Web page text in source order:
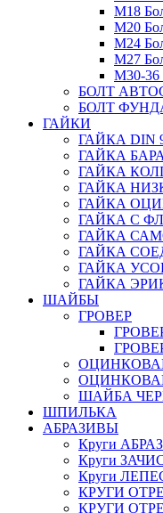
М18
М20
М24
М27
М30-36
БОЛТ
БОЛТ
ГАЙКИ
ГАЙКА DIN
ГАЙКА
ГАЙКА
ГАЙКА
ГАЙКА
ГАЙКА С
ГАЙКА
ГАЙКА
ГАЙКА
ГАЙКА
ШАЙБЫ
ГРОВЕР
ШАЙБА
ШПИЛЬКА
АБРАЗИВЫ
Круги
Круги
Круги
КРУГИ
КРУГИ